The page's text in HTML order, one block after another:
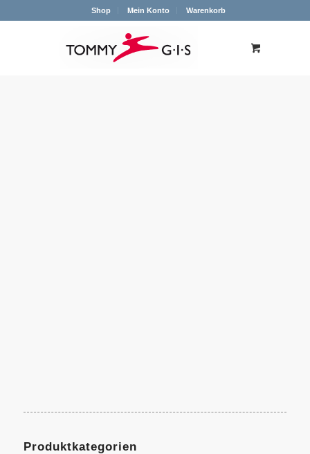
Shop Mein Konto Warenkorb
Produktkategorien